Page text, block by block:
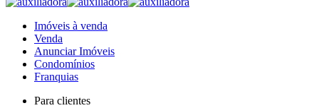
Imóveis à venda
Venda
Anunciar Imóveis
Condomínios
Franquias
Para clientes